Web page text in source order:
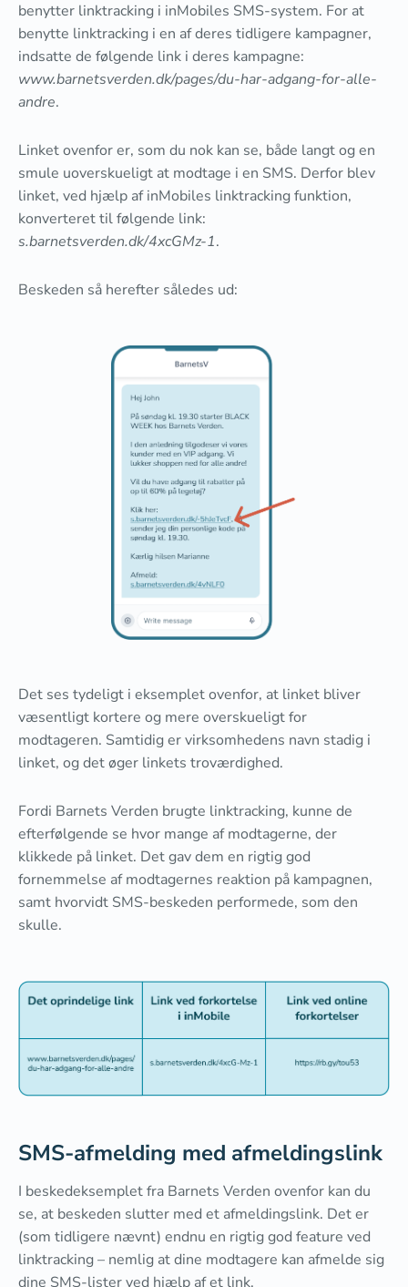
benytter linktracking i inMobiles SMS-system. For at
benytte linktracking i en af deres tidligere kampagner,
indsatte de følgende link i deres kampagne:
www.barnetsverden.dk/pages/du-har-adgang-for-alle-
andre.
Linket ovenfor er, som du nok kan se, både langt og en
smule uoverskueligt at modtage i en SMS. Derfor blev
linket, ved hjælp af inMobiles linktracking funktion,
konverteret til følgende link:
s.barnetsverden.dk/4xcGMz-1.
Beskeden så herefter således ud:
Det ses tydeligt i eksemplet ovenfor, at linket bliver
væsentligt kortere og mere overskueligt for
modtageren. Samtidig er virksomhedens navn stadig i
linket, og det øger linkets troværdighed.
Fordi Barnets Verden brugte linktracking, kunne de
efterfølgende se hvor mange af modtagerne, der
klikkede på linket. Det gav dem en rigtig god
fornemmelse af modtagernes reaktion på kampagnen,
samt hvorvidt SMS-beskeden performede, som den
skulle.
SMS-afmelding med afmeldingslink
I beskedeksemplet fra Barnets Verden ovenfor kan du
se, at beskeden slutter med et afmeldingslink. Det er
(som tidligere nævnt) endnu en rigtig god feature ved
linktracking – nemlig at dine modtagere kan afmelde sig
dine SMS-lister ved hjælp af et link.